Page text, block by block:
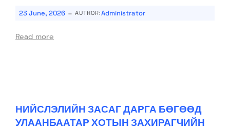
23 June, 2026 - AUTHOR:Administrator
Read more
НИЙСЛЭЛИЙН ЗАСАГ ДАРГА БӨГӨӨД
УЛААНБААТАР ХОТЫН ЗАХИРАГЧИЙН